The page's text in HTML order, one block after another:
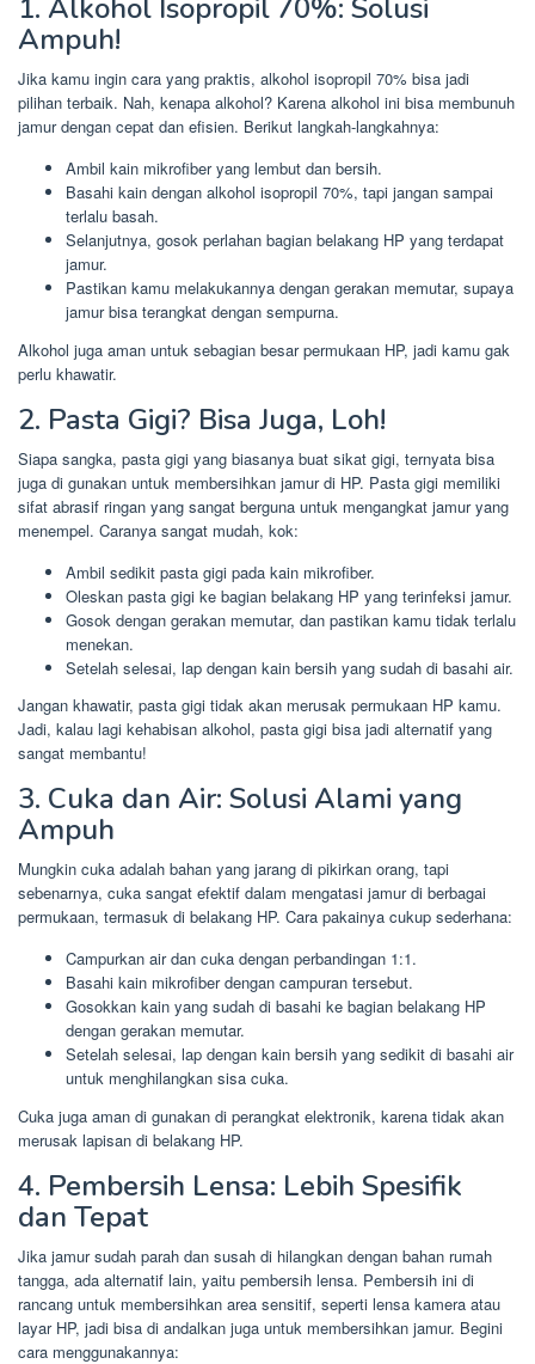
1. Alkohol Isopropil 70%: Solusi
Ampuh!
Jika kamu ingin cara yang praktis, alkohol isopropil 70% bisa jadi
pilihan terbaik. Nah, kenapa alkohol? Karena alkohol ini bisa membunuh
jamur dengan cepat dan efisien. Berikut langkah-langkahnya:
Ambil kain mikrofiber yang lembut dan bersih.
Basahi kain dengan alkohol isopropil 70%, tapi jangan sampai
terlalu basah.
Selanjutnya, gosok perlahan bagian belakang HP yang terdapat
jamur.
Pastikan kamu melakukannya dengan gerakan memutar, supaya
jamur bisa terangkat dengan sempurna.
Alkohol juga aman untuk sebagian besar permukaan HP, jadi kamu gak
perlu khawatir.
2. Pasta Gigi? Bisa Juga, Loh!
Siapa sangka, pasta gigi yang biasanya buat sikat gigi, ternyata bisa
juga di gunakan untuk membersihkan jamur di HP. Pasta gigi memiliki
sifat abrasif ringan yang sangat berguna untuk mengangkat jamur yang
menempel. Caranya sangat mudah, kok:
Ambil sedikit pasta gigi pada kain mikrofiber.
Oleskan pasta gigi ke bagian belakang HP yang terinfeksi jamur.
Gosok dengan gerakan memutar, dan pastikan kamu tidak terlalu
menekan.
Setelah selesai, lap dengan kain bersih yang sudah di basahi air.
Jangan khawatir, pasta gigi tidak akan merusak permukaan HP kamu.
Jadi, kalau lagi kehabisan alkohol, pasta gigi bisa jadi alternatif yang
sangat membantu!
3. Cuka dan Air: Solusi Alami yang
Ampuh
Mungkin cuka adalah bahan yang jarang di pikirkan orang, tapi
sebenarnya, cuka sangat efektif dalam mengatasi jamur di berbagai
permukaan, termasuk di belakang HP. Cara pakainya cukup sederhana:
Campurkan air dan cuka dengan perbandingan 1:1.
Basahi kain mikrofiber dengan campuran tersebut.
Gosokkan kain yang sudah di basahi ke bagian belakang HP
dengan gerakan memutar.
Setelah selesai, lap dengan kain bersih yang sedikit di basahi air
untuk menghilangkan sisa cuka.
Cuka juga aman di gunakan di perangkat elektronik, karena tidak akan
merusak lapisan di belakang HP.
4. Pembersih Lensa: Lebih Spesifik
dan Tepat
Jika jamur sudah parah dan susah di hilangkan dengan bahan rumah
tangga, ada alternatif lain, yaitu pembersih lensa. Pembersih ini di
rancang untuk membersihkan area sensitif, seperti lensa kamera atau
layar HP, jadi bisa di andalkan juga untuk membersihkan jamur. Begini
cara menggunakannya: